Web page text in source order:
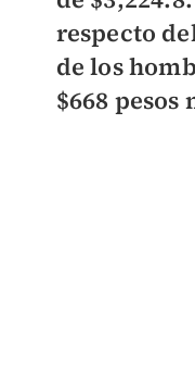
respecto
de los
$668 pesos